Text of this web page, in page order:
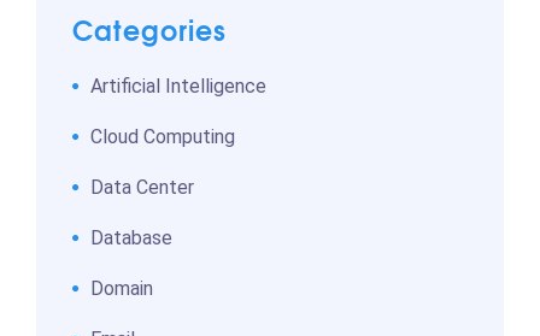
Categories
Artificial Intelligence
Cloud Computing
Data Center
Database
Domain